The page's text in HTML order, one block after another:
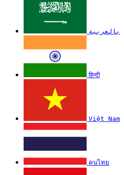
بالعربية
हिन्दी
Việt Nam
คนไทย